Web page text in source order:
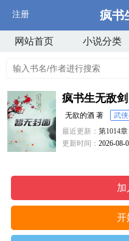
注册 疯书
网站首页 小说分类
疯书生无敌剑
无欲的酒 著 武
最近更新：第1014
更新时间：2026-08-
加
开